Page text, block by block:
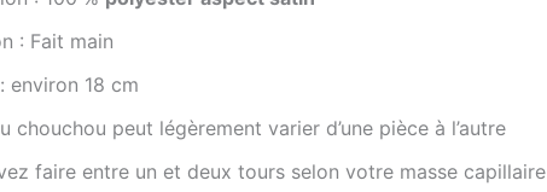
: Fait main
environ 18 cm
chouchou peut légèrement varier d’une pièce à l’autre
faire entre un et deux tours selon votre masse capillaire